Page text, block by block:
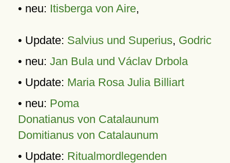
• neu: Itisberga von Aire,
• Update: Salvius und Superius, Godric
• neu: Jan Bula und Václav Drbola
• Update: Maria Rosa Julia Billiart
• neu: Poma
Donatianus von Catalaunum
Domitianus von Catalaunum
• Update: Ritualmordlegenden